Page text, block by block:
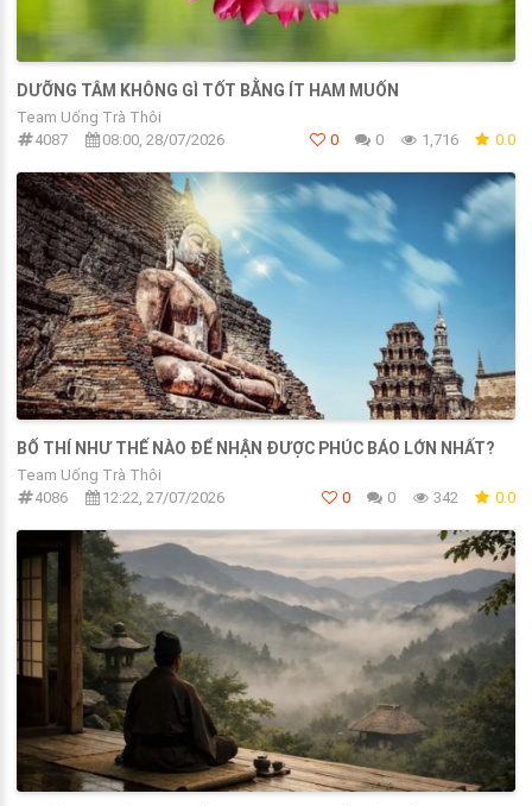
DƯỠNG TÂM KHÔNG GÌ TỐT BẰNG ÍT HAM MUỐN
Team Uống Trà Thôi
4087
08:00, 28/07/2026 0 0 1,716 0.0
BỐ THÍ NHƯ THẾ NÀO ĐỂ NHẬN ĐƯỢC PHÚC BÁO LỚN NHẤT?
Team Uống Trà Thôi
4086
12:22, 27/07/2026 0 0 342 0.0